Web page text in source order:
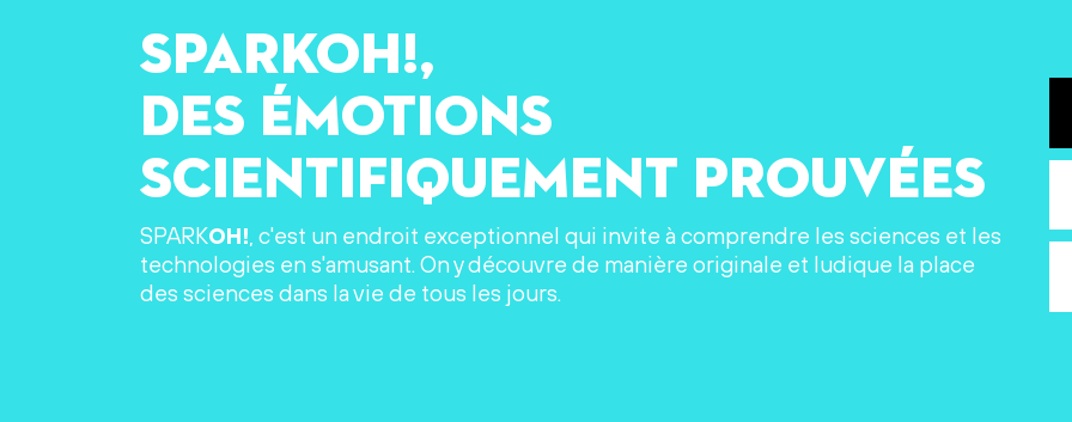
SPARKOH!,
des émotions
scientifiquement prouvées
SPARKOH!, c'est un endroit exceptionnel qui invite à comprendre les sciences et les
technologies en s'amusant. On y découvre de manière originale et ludique la place
des sciences dans la vie de tous les jours.